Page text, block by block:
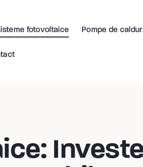
fotovoltaice Pompe de